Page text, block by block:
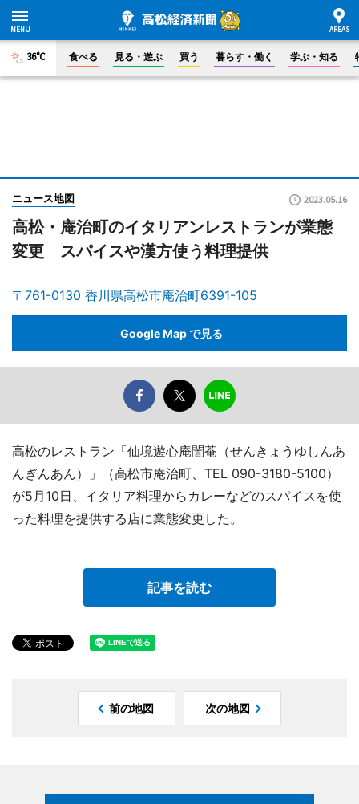
36°C 食べる 見る・遊ぶ 買う 暮らす・働く 学ぶ・知る
ニュース地図 2023.05.16
高松・庵治町のイタリアンレストランが業態
変更 スパイスや漢方使う料理提供
〒761-0130 香川県高松市庵治町6391-105
Google Map で見る
高松のレストラン「仙境遊心庵誾菴（せんきょうゆしんあ
んぎんあん）」（高松市庵治町、TEL 090-3180-5100）
が5月10日、イタリア料理からカレーなどのスパイスを使
った料理を提供する店に業態変更した。
記事を読む
前の地図 次の地図